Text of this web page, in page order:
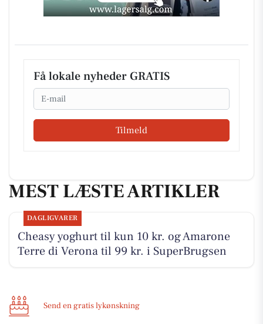
Få lokale nyheder GRATIS
Email
Tilmeld
MEST LÆSTE ARTIKLER
DAGLIGVARER
Cheasy yoghurt til kun 10 kr. og Amarone
Terre di Verona til 99 kr. i SuperBrugsen
Send en gratis lykønskning